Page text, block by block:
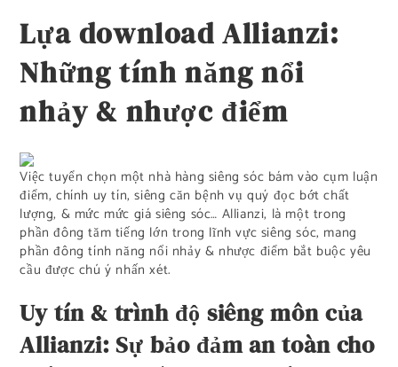
Lựa download Allianzi:
Những tính năng nổi
nhảy & nhược điểm
Việc tuyển chọn một nhà hàng siêng sóc bám vào cụm luận
điểm, chính uy tín, siêng căn bệnh vụ quý đọc bớt chất
lượng, & mức mức giá siêng sóc… Allianzi, là một trong
phần đông tăm tiếng lớn trong lĩnh vực siêng sóc, mang
phần đông tính năng nổi nhảy & nhược điểm bắt buộc yêu
cầu được chú ý nhấn xét.
Uy tín & trình độ siêng môn của
Allianzi: Sự bảo đảm an toàn cho